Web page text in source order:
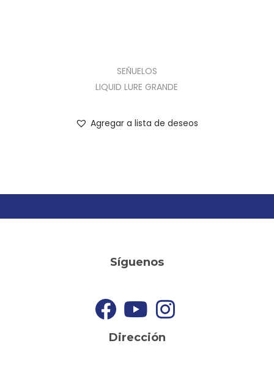
SEÑUELOS
LIQUID LURE GRANDE
Agregar a lista de deseos
Síguenos
Dirección